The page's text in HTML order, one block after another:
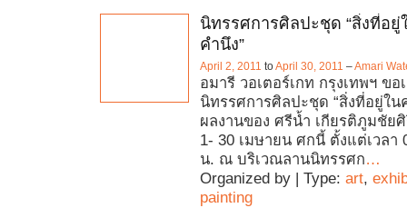
นิทรรศการศิลปะชุด “สิ่งที่อ
คำนึง”
April 2, 2011 toApril 30, 2011 –Amari
อมารี วอเตอร์เกท กรุงเทพฯ ข
นิทรรศการศิลปะชุด “สิ่งที่อยู่ใน
ผลงานของ ศรีน้ำ เกียรติภูมชัย
1- 30 เมษายน ศกนี้ ตั้งแต่เวลา
น. ณ บริเวณลานนิทรรศก…
Organized by | Type: art,
painting